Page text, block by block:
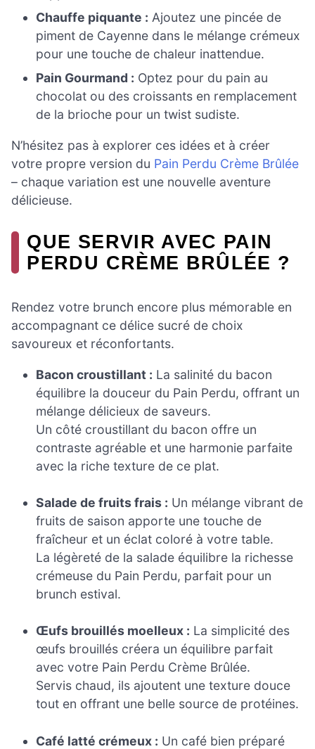
Chauffe piquante : Ajoutez une pincée de
piment de Cayenne dans le mélange crémeux
pour une touche de chaleur inattendue.
Pain Gourmand : Optez pour du pain au
chocolat ou des croissants en remplacement
de la brioche pour un twist sudiste.
N’hésitez pas à explorer ces idées et à créer
votre propre version du Pain Perdu Crème Brûlée
– chaque variation est une nouvelle aventure
délicieuse.
QUE SERVIR AVEC PAIN
PERDU CRÈME BRÛLÉE ?
Rendez votre brunch encore plus mémorable en
accompagnant ce délice sucré de choix
savoureux et réconfortants.
Bacon croustillant : La salinité du bacon
équilibre la douceur du Pain Perdu, offrant un
mélange délicieux de saveurs.
Un côté croustillant du bacon offre un
contraste agréable et une harmonie parfaite
avec la riche texture de ce plat.
Salade de fruits frais : Un mélange vibrant de
fruits de saison apporte une touche de
fraîcheur et un éclat coloré à votre table.
La légèreté de la salade équilibre la richesse
crémeuse du Pain Perdu, parfait pour un
brunch estival.
Œufs brouillés moelleux : La simplicité des
œufs brouillés créera un équilibre parfait
avec votre Pain Perdu Crème Brûlée.
Servis chaud, ils ajoutent une texture douce
tout en offrant une belle source de protéines.
Café latté crémeux : Un café bien préparé